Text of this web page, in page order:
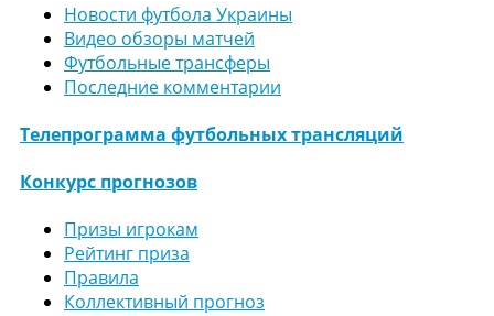
Новости футбола Украины
Видео обзоры матчей
Футбольные трансферы
Последние комментарии
Телепрограмма футбольных трансляций
Конкурс прогнозов
Призы игрокам
Рейтинг приза
Правила
Коллективный прогноз